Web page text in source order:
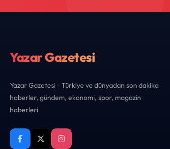
Yazar Gazetesi
Yazar Gazetesi - Türkiye ve dünyadan son dakika
haberler, gündem, ekonomi, spor, magazin
haberleri